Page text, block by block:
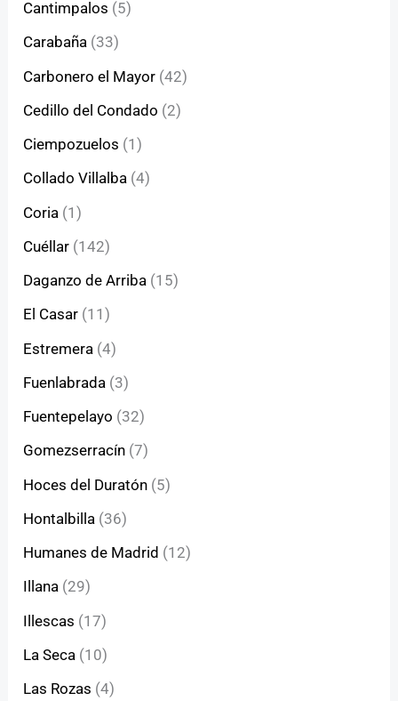
Cantimpalos (5)
Carabaña (33)
Carbonero el Mayor (42)
Cedillo del Condado (2)
Ciempozuelos (1)
Collado Villalba (4)
Coria (1)
Cuéllar (142)
Daganzo de Arriba (15)
El Casar (11)
Estremera (4)
Fuenlabrada (3)
Fuentepelayo (32)
Gomezserracín (7)
Hoces del Duratón (5)
Hontalbilla (36)
Humanes de Madrid (12)
Illana (29)
Illescas (17)
La Seca (10)
Las Rozas (4)